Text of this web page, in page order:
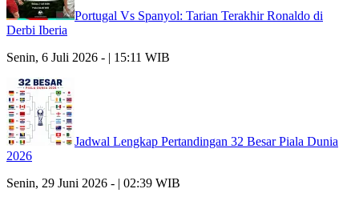
Portugal Vs Spanyol: Tarian Terakhir Ronaldo di
Derbi Iberia
Senin, 6 Juli 2026 - | 15:11 WIB
Jadwal Lengkap Pertandingan 32 Besar Piala Dunia
2026
Senin, 29 Juni 2026 - | 02:39 WIB